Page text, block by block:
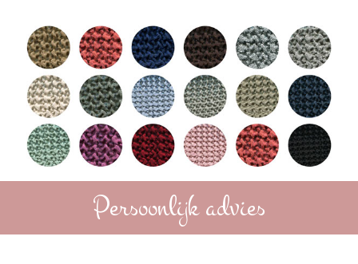
Persoonlijk advies